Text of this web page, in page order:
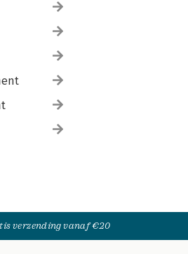
verzending vanaf €20